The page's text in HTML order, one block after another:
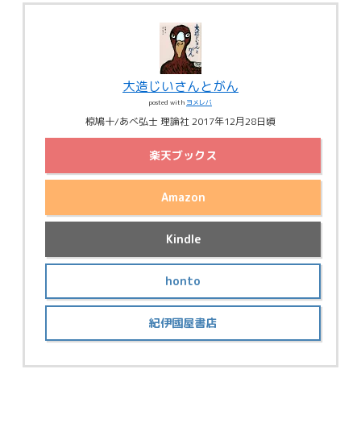
大造じいさんとがん
posted with ヨメレバ
椋鳩十/あべ弘士 理論社 2017年12月28日頃
楽天ブックス
Amazon
Kindle
honto
紀伊國屋書店